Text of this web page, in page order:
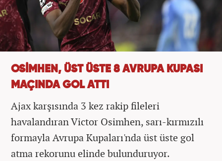
OSİMHEN, ÜST ÜSTE 8 AVRUPA KUPASI
MAÇINDA GOL ATTI
Ajax karşısında 3 kez rakip fileleri
havalandıran Victor Osimhen, sarı-kırmızılı
formayla Avrupa Kupaları'nda üst üste gol
atma rekorunu elinde bulunduruyor.